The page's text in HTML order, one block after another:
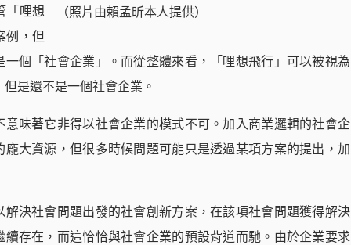
（照片由賴孟昕本人提供）
「哩想
例，但
個「社會企業」。而從整體來看，「哩想飛行」可以被視為
是還不是一個社會企業。
味著它非得以社會企業的模式不可。加入商業邏輯的社會企
大資源，但很多時候問題可能只是透過某項方案的提出，加
決社會問題出發的社會創新方案，在該項社會問題獲得解決
存在，而這恰恰與社會企業的預設背道而馳。由於企業要求